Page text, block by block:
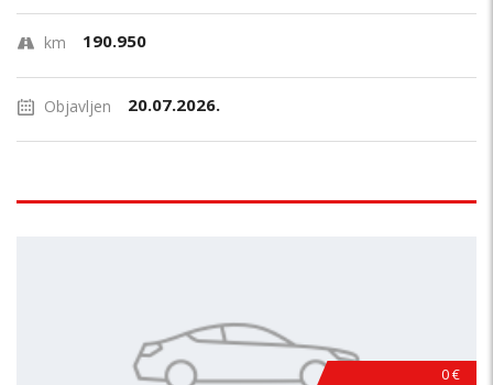
km 190.950
Objavljen 20.07.2026.
0 €